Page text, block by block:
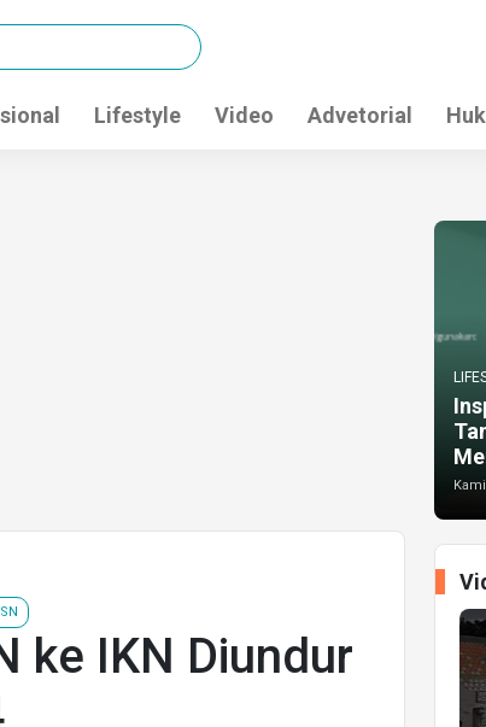
Lifestyle Video Advetorial
ke IKN Diundur